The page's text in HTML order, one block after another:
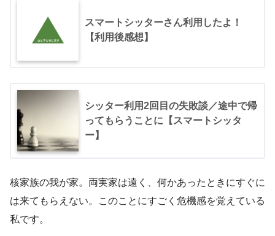
スマートシッターさん利用したよ！
【利用後感想】
シッター利用2回目の失敗談／途中で帰
ってもらうことに【スマートシッタ
ー】
核家族の我が家。両実家は遠く、何かあったときにすぐに
は来てもらえない。このことにすごく危機感を覚えている
私です。